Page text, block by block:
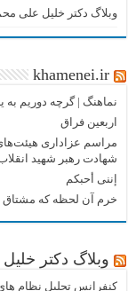
وبلاگ دکتر خلیل علی
khamenei.ir
نماهنگ |‌ گرچه دوریم به
اربعین فراق
مراسم عزاداری
شهادت رهبر شهید
إننی أحبکم
خرم آن لحظه که مشتاق
وبلاگ دکتر
کنفرانس تحلیل نظام